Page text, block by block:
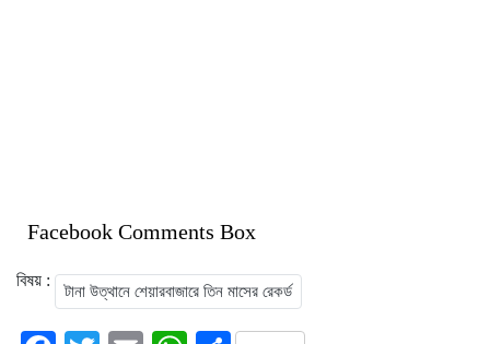
Facebook Comments Box
বিষয় :
টানা উত্থানে শেয়ারবাজারে তিন মাসের রেকর্ড